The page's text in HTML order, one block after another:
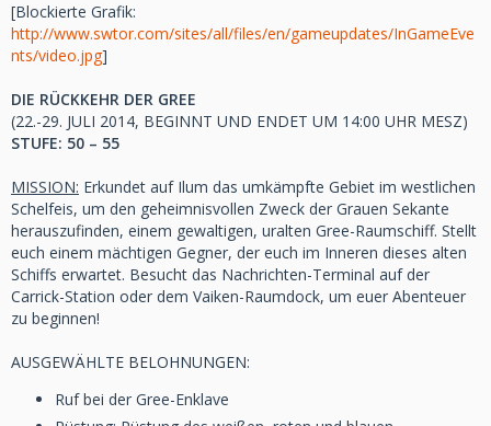
[Blockierte Grafik:
http://www.swtor.com/sites/all/files/en/gameupdates/InGameEve
nts/video.jpg]
DIE RÜCKKEHR DER GREE
(22.-29. JULI 2014, BEGINNT UND ENDET UM 14:00 UHR MESZ)
STUFE: 50 – 55
MISSION: Erkundet auf Ilum das umkämpfte Gebiet im westlichen
Schelfeis, um den geheimnisvollen Zweck der Grauen Sekante
herauszufinden, einem gewaltigen, uralten Gree-Raumschiff. Stellt
euch einem mächtigen Gegner, der euch im Inneren dieses alten
Schiffs erwartet. Besucht das Nachrichten-Terminal auf der
Carrick-Station oder dem Vaiken-Raumdock, um euer Abenteuer
zu beginnen!
AUSGEWÄHLTE BELOHNUNGEN:
Ruf bei der Gree-Enklave